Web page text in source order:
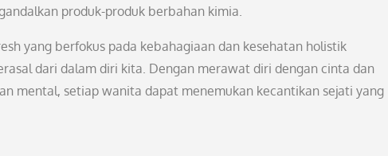
produk-produk berbahan kimia.
yang berfokus pada kebahagiaan dan kesehatan holistik
dari dalam diri kita. Dengan merawat diri dengan cinta dan
mental, setiap wanita dapat menemukan kecantikan sejati yang